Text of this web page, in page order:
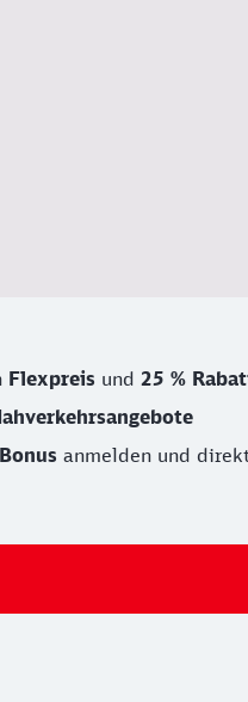
Flexpreis und 25 %
anmelden und